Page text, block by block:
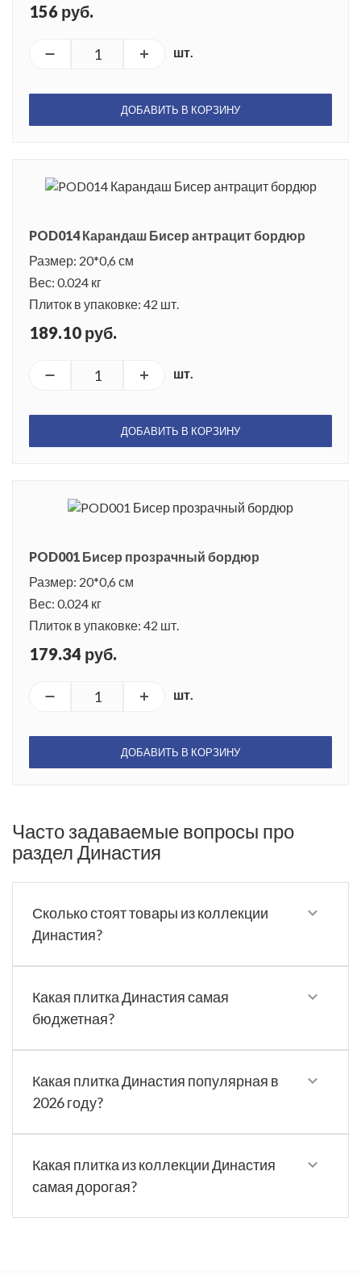
156 руб.
шт.
ДОБАВИТЬ В КОРЗИНУ
POD014 Карандаш Бисер антрацит бордюр
Размер: 20*0,6 см
Вес: 0.024 кг
Плиток в упаковке: 42 шт.
189.10 руб.
шт.
ДОБАВИТЬ В КОРЗИНУ
POD001 Бисер прозрачный бордюр
Размер: 20*0,6 см
Вес: 0.024 кг
Плиток в упаковке: 42 шт.
179.34 руб.
шт.
ДОБАВИТЬ В КОРЗИНУ
Часто задаваемые вопросы про
раздел Династия
Сколько стоят товары из коллекции
Династия?
Какая плитка Династия самая
бюджетная?
Какая плитка Династия популярная в
2026 году?
Какая плитка из коллекции Династия
самая дорогая?